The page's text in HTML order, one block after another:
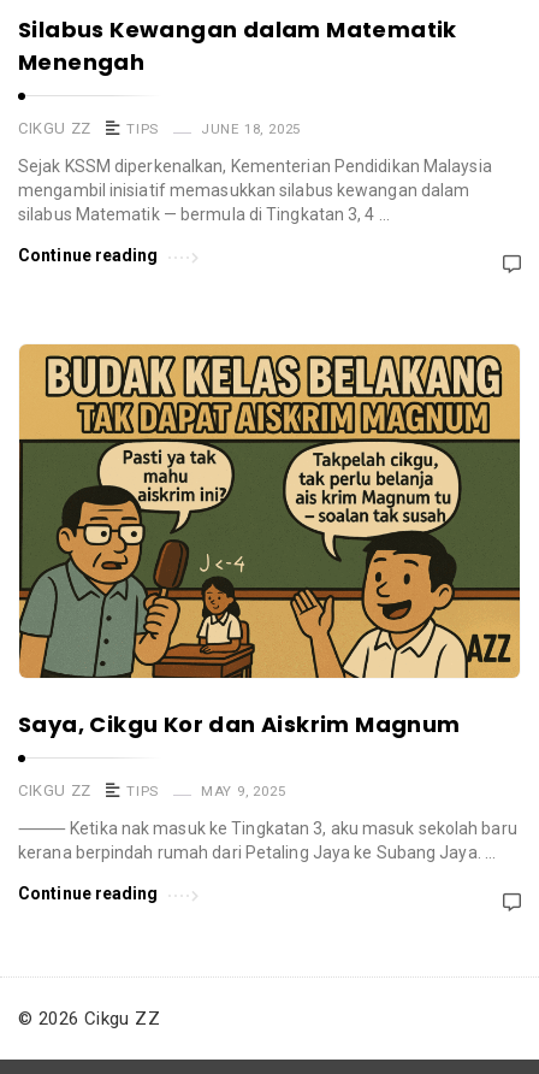
Silabus Kewangan dalam Matematik
Menengah
CIKGU ZZ TIPS JUNE 18, 2025
Sejak KSSM diperkenalkan, Kementerian Pendidikan Malaysia
mengambil inisiatif memasukkan silabus kewangan dalam
silabus Matematik — bermula di Tingkatan 3, 4 …
Continue reading
Saya, Cikgu Kor dan Aiskrim Magnum
CIKGU ZZ TIPS MAY 9, 2025
⸻ Ketika nak masuk ke Tingkatan 3, aku masuk sekolah baru
kerana berpindah rumah dari Petaling Jaya ke Subang Jaya. …
Continue reading
© 2026 Cikgu ZZ